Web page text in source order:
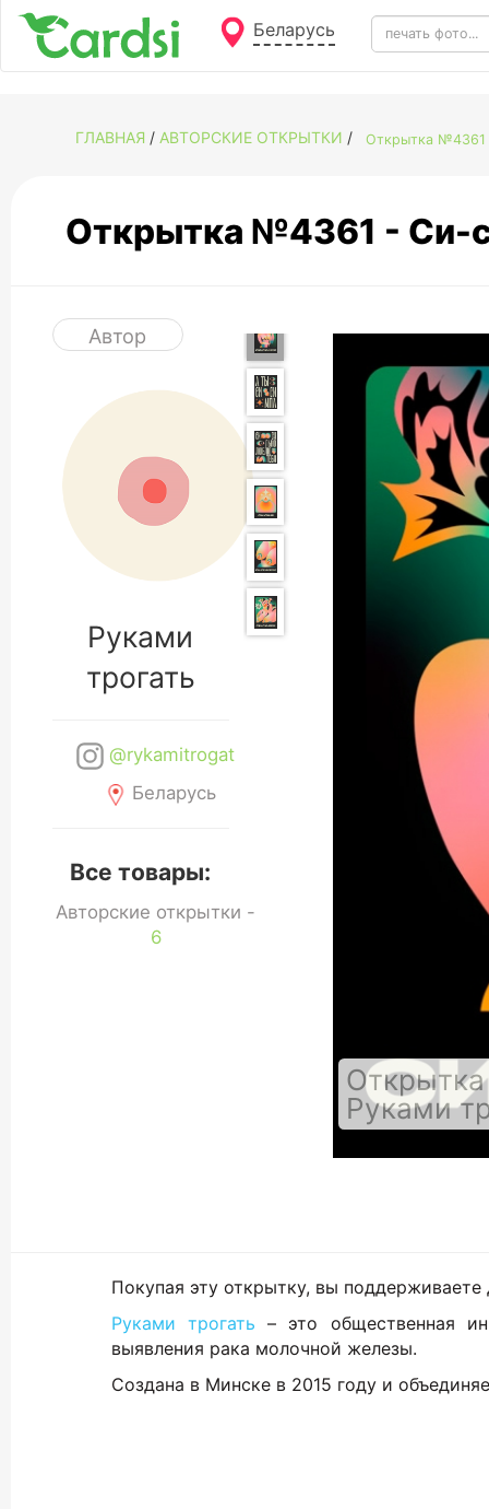
Беларусь
ГЛАВНАЯ / АВТОРСКИЕ ОТКРЫТКИ / Открытка №4361
Открытка №4361 - Си-
Автор
Руками
трогать
@rykamitrogat
Беларусь
Все товары:
Авторские открытки -
6
Руками
Покупая эту открытку, вы
Руками трогать – это общественная
выявления рака молочной железы.
Создана в Минске в 2015 году и